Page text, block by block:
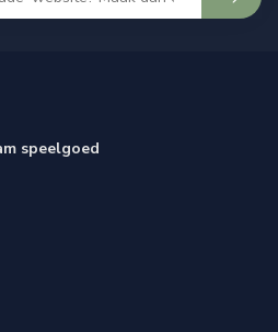
speelgoed